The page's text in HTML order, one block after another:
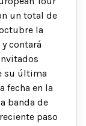
un total de
la
contará
su última
fecha en la
banda de
paso